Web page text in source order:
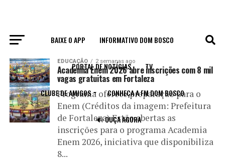
BAIXE O APP INFORMATIVO DOM BOSCO
PORTAL DE NOTÍCIAS TV
CLUBE DE AMIGOS CONHEÇA A FM DOM BOSCO
🔊 OUÇA AGORA
All posts tagged "Estudantes"
EDUCAÇÃO 2 semanas ago
Academia Enem 2026 abre inscrições com 8 mil
vagas gratuitas em Fortaleza
Programa oferece preparação para o
Enem (Créditos da imagem: Prefeitura
de Fortaleza) Estão abertas as
inscrições para o programa Academia
Enem 2026, iniciativa que disponibiliza
8...